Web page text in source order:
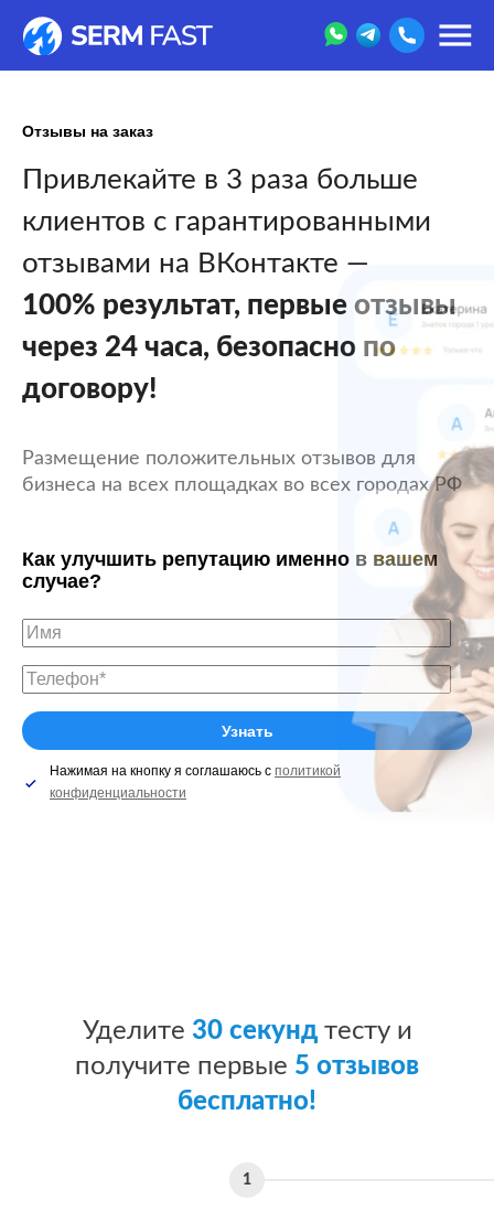
Отзывы на заказ
Привлекайте в 3 раза больше
клиентов с гарантированными
отзывами на ВКонтакте —
100% результат, первые отзывы
через 24 часа, безопасно по
договору!
Размещение положительных отзывов для
бизнеса на всех площадках во всех городах РФ
Как улучшить репутацию именно в вашем
случае?
Нажимая на кнопку я соглашаюсь с политикой
конфиденциальности
Уделите 30 секундтесту и
получите первые 5 отзывов
бесплатно!